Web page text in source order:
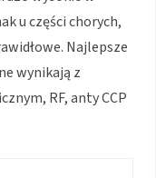
u części chorych,
Najlepsze
wynikają z
RF, anty CCP